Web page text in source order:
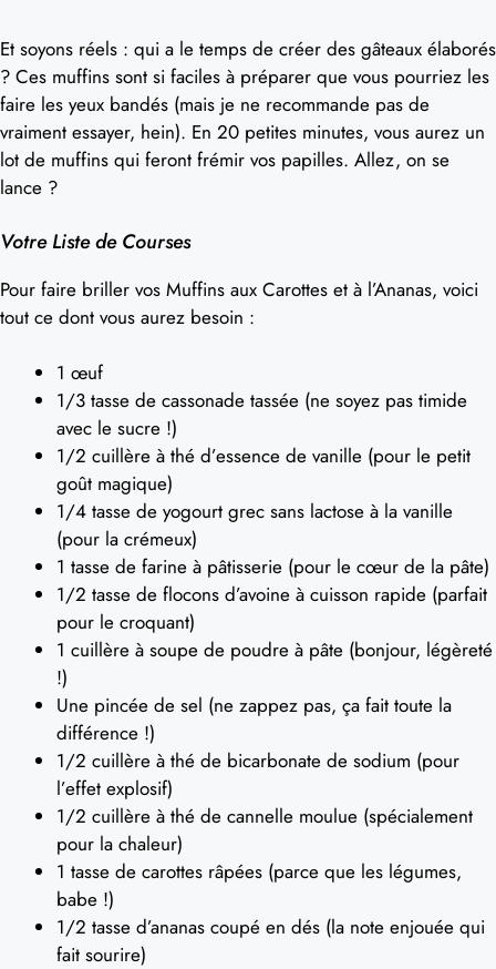
Et soyons réels : qui a le temps de créer des gâteaux élaborés
? Ces muffins sont si faciles à préparer que vous pourriez les
faire les yeux bandés (mais je ne recommande pas de
vraiment essayer, hein). En 20 petites minutes, vous aurez un
lot de muffins qui feront frémir vos papilles. Allez, on se
lance ?
Votre Liste de Courses
Pour faire briller vos Muffins aux Carottes et à l’Ananas, voici
tout ce dont vous aurez besoin :
1 œuf
1/3 tasse de cassonade tassée (ne soyez pas timide
avec le sucre !)
1/2 cuillère à thé d’essence de vanille (pour le petit
goût magique)
1/4 tasse de yogourt grec sans lactose à la vanille
(pour la crémeux)
1 tasse de farine à pâtisserie (pour le cœur de la pâte)
1/2 tasse de flocons d’avoine à cuisson rapide (parfait
pour le croquant)
1 cuillère à soupe de poudre à pâte (bonjour, légèreté
!)
Une pincée de sel (ne zappez pas, ça fait toute la
différence !)
1/2 cuillère à thé de bicarbonate de sodium (pour
l’effet explosif)
1/2 cuillère à thé de cannelle moulue (spécialement
pour la chaleur)
1 tasse de carottes râpées (parce que les légumes,
babe !)
1/2 tasse d’ananas coupé en dés (la note enjouée qui
fait sourire)